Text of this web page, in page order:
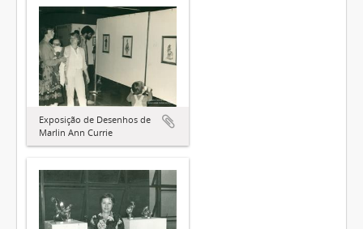
Exposição de Desenhos de
Marlin Ann Currie